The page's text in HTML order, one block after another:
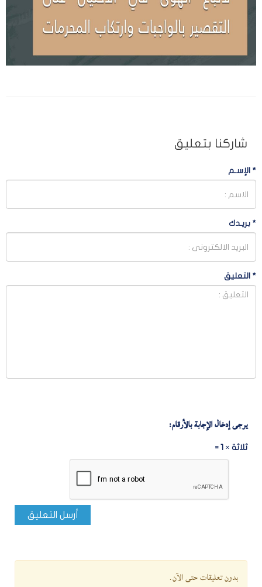
شاركنا بتعليق
* الإسـم
* بريـدك
* التعليق
يرجى إدخال الإجابة بالأرقام:
ثلاثة × 1 =
أرسل التعليق
بدون تعليقات حتى الآن.